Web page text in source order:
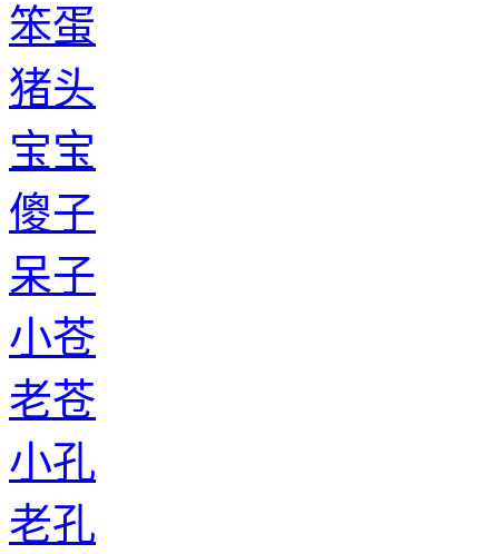
笨蛋
猪头
宝宝
傻子
呆子
小苍
老苍
小孔
老孔